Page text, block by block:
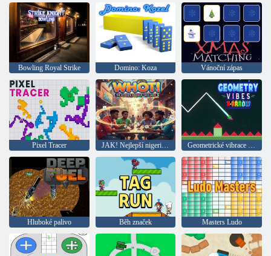
Bowling Royal Strike Domino: Koza Vánoční zápas
Pixel Tracer JAK! Nejlepší nigerijská karetní hra
Hluboké palivo Běh značek Masters Ludo